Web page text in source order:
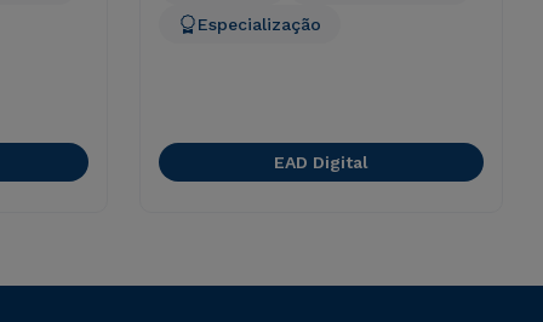
Especialização
EAD Digital